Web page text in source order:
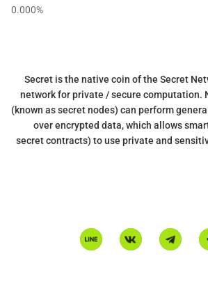
0.000%
Secret is the native coin of the Secret
network for private / secure computation.
(known as secret nodes) can perform
over encrypted data, which allows
secret contracts) to use private and
Developers can build decentralized,
The Secret Network is
Foundation, Secretnodes.org,